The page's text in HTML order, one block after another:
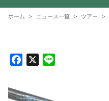
ホーム ニュース一覧 ツアー
e